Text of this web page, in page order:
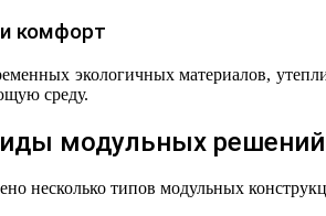
комфорт
экологичных материалов,
среду.
модульных
несколько типов модульных